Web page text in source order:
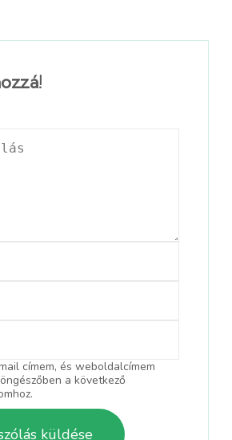
címem, és weboldalcímem
a következő